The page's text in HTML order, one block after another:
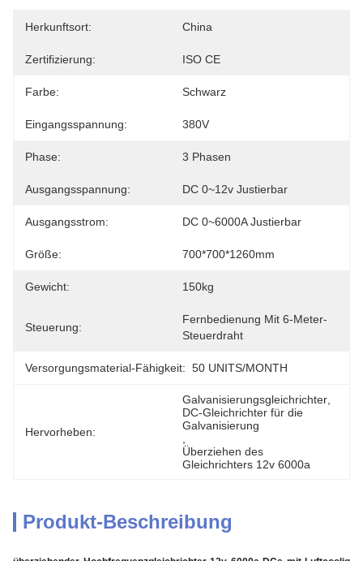
Herkunftsort: China
Zertifizierung: ISO CE
Farbe: Schwarz
Eingangsspannung: 380V
Phase: 3 Phasen
Ausgangsspannung: DC 0~12v Justierbar
Ausgangsstrom: DC 0~6000A Justierbar
Größe: 700*700*1260mm
Gewicht: 150kg
Steuerung:
Fernbedienung Mit 6-Meter-
Steuerdraht
Versorgungsmaterial-Fähigkeit: 50 UNITS/MONTH
Hervorheben:
Galvanisierungsgleichrichter
DC-Gleichrichter für die
Galvanisierung
Überziehen des
Gleichrichters 12v 6000a
Produkt-Beschreibung